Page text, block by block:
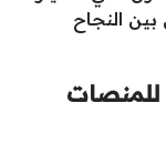
النجاح
للمنصات